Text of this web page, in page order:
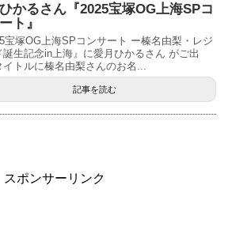
かるさん『2025宝塚OG上海SPコ
ト』
宝塚OG上海SPコンサート ー榛名由梨・レジ
誕生記念in上海』に愛月ひかるさん がご出
トルに榛名由梨さんのお名...
記事を読む
スポンサーリンク